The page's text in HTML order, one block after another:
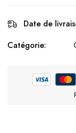
Date de
Catégorie: